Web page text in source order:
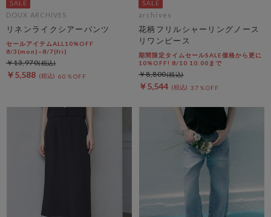
DOUX ARCHIVES
リネンライクシアーパンツ
セールアイテムALL10%OFF
8/3(mon)~8/7(fri)
￥5,588 60％OFF
￥13,970
archives
花柄フリルシャーリングノース
リワンピース
期間限定タイムセールSALE価格から更に
10%OFF! 8/10 10:00まで
￥5,544 37％OFF
￥8,800